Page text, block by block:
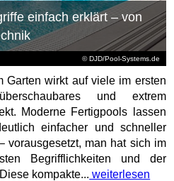
© DJD/Pool-Systems.de
einfach erklärt – von
Garten wirkt auf viele im ersten
und extrem
Moderne Fertigpools lassen
einfacher und schneller
vorausgesetzt, man hat sich im
Begrifflichkeiten und der
kompakte... weiterlesen